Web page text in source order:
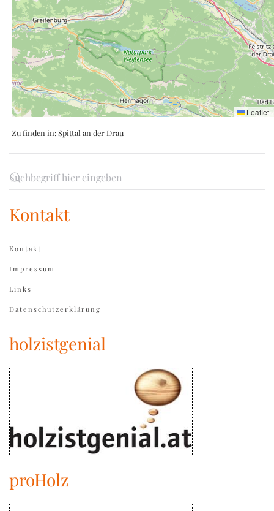
Leaflet |
Zu finden in:Spittal an der Drau
Kontakt
Kontakt
Impressum
Links
Datenschutzerklärung
holzistgenial
proHolz